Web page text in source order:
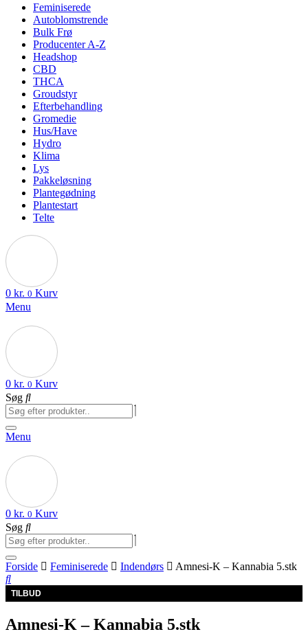
Feminiserede
Autoblomstrende
Bulk Frø
Producenter A-Z
Headshop
CBD
THCA
Groudstyr
Efterbehandling
Gromedie
Hus/Have
Hydro
Klima
Lys
Pakkeløsning
Plantegødning
Plantestart
Telte
0 kr. 0 Kurv
Menu
0 kr. 0 Kurv
Søg
Menu
0 kr. 0 Kurv
Søg
Forside Feminiserede Indendørs Amnesi-K – Kannabia 5.stk
TILBUD
Amnesi-K – Kannabia 5.stk